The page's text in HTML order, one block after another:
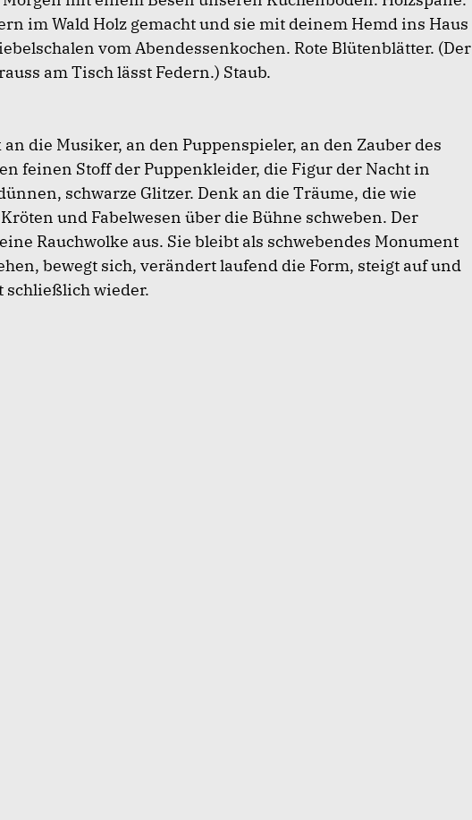
im Wald Holz gemacht und sie mit deinem Hemd ins Haus
vom Abendessenkochen. Rote Blütenblätter. (Der
am Tisch lässt Federn.) Staub.
an die Musiker, an den Puppenspieler, an den Zauber des
feinen Stoff der Puppenkleider, die Figur der Nacht in
schwarze Glitzer. Denk an die Träume, die wie
und Fabelwesen über die Bühne schweben. Der
Rauchwolke aus. Sie bleibt als schwebendes Monument
bewegt sich, verändert laufend die Form, steigt auf und
schließlich wieder.